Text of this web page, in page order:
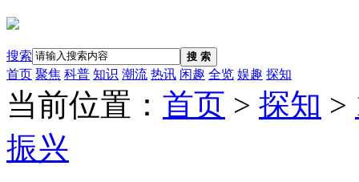
搜索 搜 索
首页 聚焦 科普 知识 潮流 热讯 闲趣 全览 娱趣 探知
当前位置： 首页 > 探知 >
振兴